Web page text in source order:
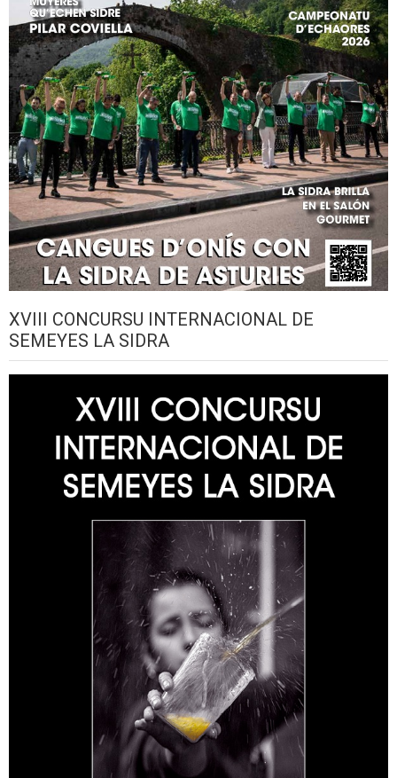
XVIII CONCURSU INTERNACIONAL DE
SEMEYES LA SIDRA